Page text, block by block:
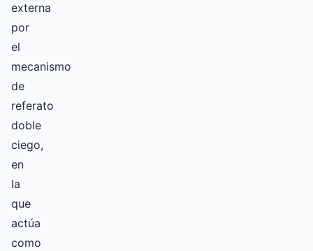
externa
por
el
mecanismo
de
referato
doble
ciego,
en
la
que
actúa
como